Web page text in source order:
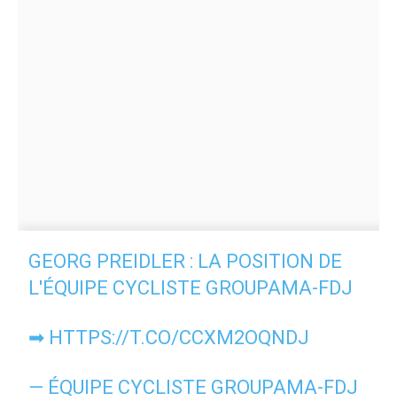
GEORG PREIDLER : LA POSITION DE
L'ÉQUIPE CYCLISTE GROUPAMA-FDJ
➡ HTTPS://T.CO/CCXM2OQNDJ
— ÉQUIPE CYCLISTE GROUPAMA-FDJ